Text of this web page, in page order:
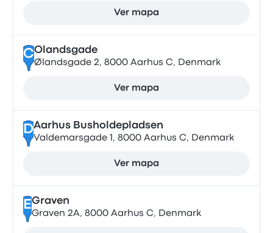
Ver mapa
COlandsgade
Ølandsgade 2, 8000 Aarhus C, Denmark
Ver mapa
DAarhus Busholdepladsen
Valdemarsgade 1, 8000 Aarhus C, Denmark
Ver mapa
EGraven
Graven 2A, 8000 Aarhus C, Denmark